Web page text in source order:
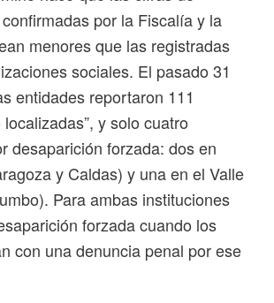
por la Fiscalía y la
menores que las registradas
sociales. El pasado 31
entidades reportaron 111
y solo cuatro
desaparición forzada: dos en
y Caldas) y una en el Valle
Para ambas instituciones
forzada cuando los
con una denuncia penal por ese